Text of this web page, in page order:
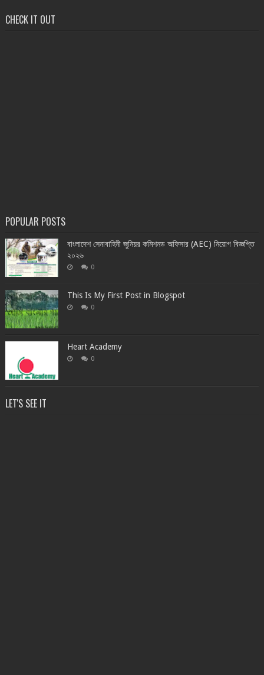
CHECK IT OUT
POPULAR POSTS
বাংলাদেশ সেনাবাহিনী জুনিয়র কমিশনড অফিসার (AEC) নিয়োগ বিজ্ঞপ্তি
২০২৬
0
This Is My First Post in Blogspot
0
Heart Academy
0
LET'S SEE IT